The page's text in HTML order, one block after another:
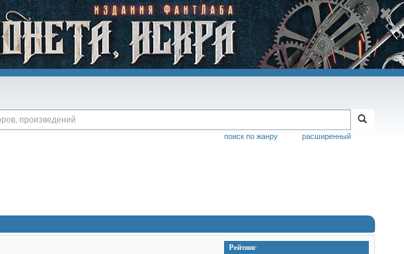
расширенный
поиск по жанру
Рейтинг